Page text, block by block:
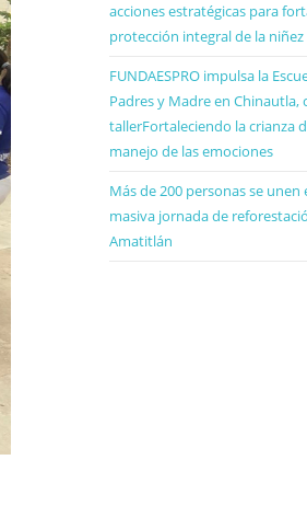
acciones estratégicas para
protección integral de la niñez
FUNDAESPRO impulsa la
Padres y Madre en Chinautla,
tallerFortaleciendo la crianza
manejo de las emociones
Más de 200 personas se unen
masiva jornada de
Amatitlán